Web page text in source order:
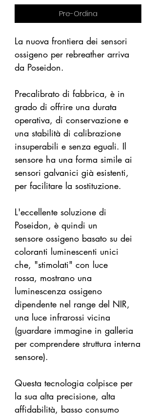
Pre-Ordina
La nuova frontiera dei sensori
ossigeno per rebreather arriva
da Poseidon.
Precalibrato di fabbrica, è in
grado di offrire una durata
operativa, di conservazione e
una stabilità di calibrazione
insuperabili e senza eguali. Il
sensore ha una forma simile ai
sensori galvanici già esistenti,
per facilitare la sostituzione.
L'eccellente soluzione di
Poseidon, è quindi un
sensore ossigeno basato su dei
coloranti luminescenti unici
che, "stimolati" con luce
rossa, mostrano una
luminescenza ossigeno
dipendente nel range del NIR,
una luce infrarossi vicina
(guardare immagine in galleria
per comprendere struttura interna
sensore).
Questa tecnologia colpisce per
la sua alta precisione, alta
affidabilità, basso consumo